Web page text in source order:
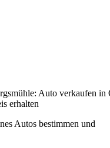
Auto verkaufen in
erhalten
Autos bestimmen und